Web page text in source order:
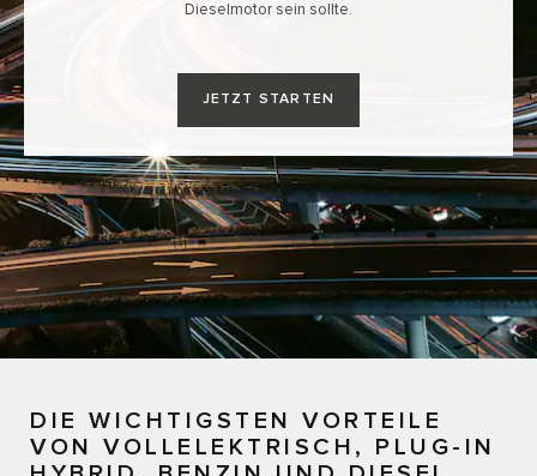
Dieselmotor sein sollte.
JETZT STARTEN
DIE WICHTIGSTEN VORTEILE
VON VOLLELEKTRISCH, PLUG-IN